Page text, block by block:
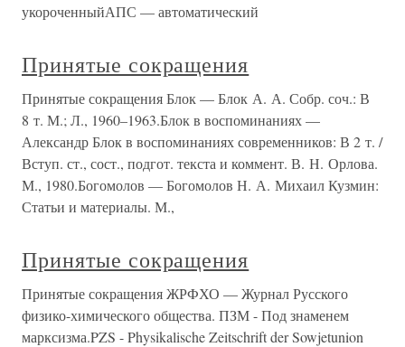
укороченныйАПС — автоматический
Принятые сокращения
Принятые сокращения Блок — Блок А. А. Собр. соч.: В
8 т. М.; Л., 1960–1963.Блок в воспоминаниях —
Александр Блок в воспоминаниях современников: В 2 т. /
Вступ. ст., сост., подгот. текста и коммент. В. Н. Орлова.
М., 1980.Богомолов — Богомолов Н. А. Михаил Кузмин:
Статьи и материалы. М.,
Принятые сокращения
Принятые сокращения ЖРФХО — Журнал Русского
физико-химического общества. ПЗМ - Под знаменем
марксизма.PZS - Physikalische Zeitschrift der Sowjetunion